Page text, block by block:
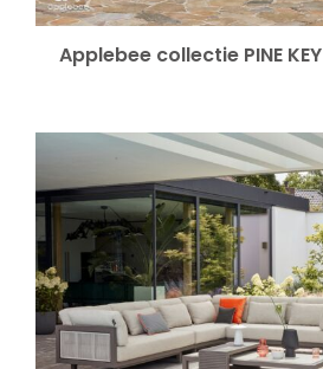
Applebee collectie PINE KEY